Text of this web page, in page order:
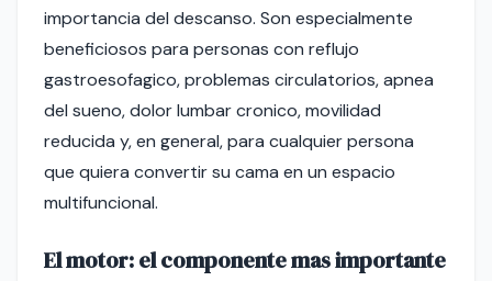
importancia del descanso. Son especialmente
beneficiosos para personas con reflujo
gastroesofagico, problemas circulatorios, apnea
del sueno, dolor lumbar cronico, movilidad
reducida y, en general, para cualquier persona
que quiera convertir su cama en un espacio
multifuncional.
El motor: el componente mas importante